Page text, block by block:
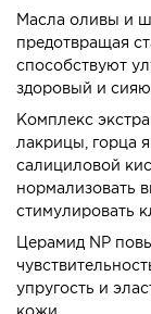
Масла оливы и
предотвращая
способствуют
здоровый и
Комплекс
лакрицы, горца
салициловой
нормализовать
стимулировать
Церамид NP
упругость и